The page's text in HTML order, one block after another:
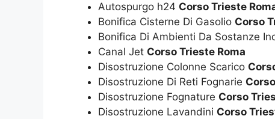
Autospurgo h24 Corso Trieste
Bonifica Cisterne Di Gasolio Corso
Bonifica Di Ambienti Da Sostanze
Canal Jet Corso Trieste Roma
Disostruzione Colonne Scarico
Disostruzione Di Reti Fognarie
Disostruzione Fognature Corso
Disostruzione Lavandini Corso